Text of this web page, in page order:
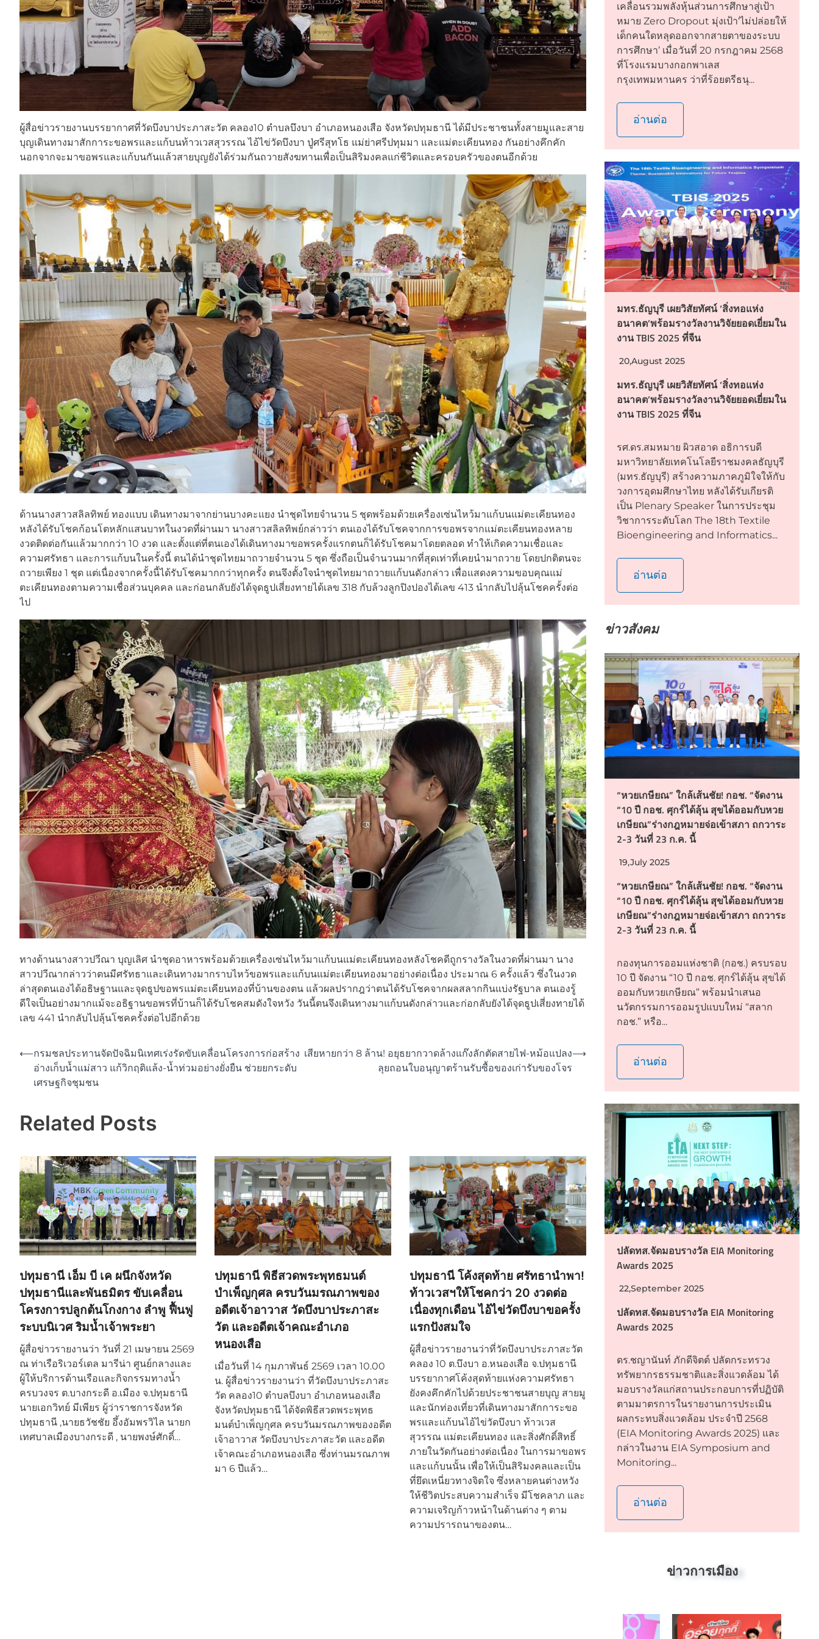
ผู้สื่อข่าวรายงานบรรยากาศที่วัดบึงบาประภาสะวัต คลอง10 ตำบลบึงบา อำเภอหนองเสือ จังหวัดปทุมธานี ได้มีประชาชนทั้งสายมูและสาย
บุญเดินทางมาสักการะขอพรและแก้บนท้าวเวสสุวรรณ ไอ้ไข่วัดบึงบา ปู่ศรีสุทโธ แม่ย่าศรีปทุมมา และแม่ตะเคียนทอง กันอย่างคึกคัก
นอกจากจะมาขอพรและแก้บนกันแล้วสายบุญยังได้ร่วมกันถวายสังฆทานเพื่อเป็นสิริมงคลแก่ชีวิตและครอบครัวของตนอีกด้วย
ด้านนางสาวสลิลทิพย์ ทองแบบ เดินทางมาจากย่านบางคะแยง นำชุดไทยจำนวน 5 ชุดพร้อมด้วยเครื่องเซ่นไหว้มาแก้บนแม่ตะเคียนทอง
หลังได้รับโชคก้อนโตหลักแสนบาทในงวดที่ผ่านมา นางสาวสลิลทิพย์กล่าวว่า ตนเองได้รับโชคจากการขอพรจากแม่ตะเคียนทองหลาย
งวดติดต่อกันแล้วมากกว่า 10 งวด และตั้งแต่ที่ตนเองได้เดินทางมาขอพรครั้งแรกตนก็ได้รับโชคมาโดยตลอด ทำให้เกิดความเชื่อและ
ความศรัทธา และการแก้บนในครั้งนี้ ตนได้นำชุดไทยมาถวายจำนวน 5 ชุด ซึ่งถือเป็นจำนวนมากที่สุดเท่าที่เคยนำมาถวาย โดยปกติตนจะ
ถวายเพียง 1 ชุด แต่เนื่องจากครั้งนี้ได้รับโชคมากกว่าทุกครั้ง ตนจึงตั้งใจนำชุดไทยมาถวายแก้บนดังกล่าว เพื่อแสดงความขอบคุณแม่
ตะเคียนทองตามความเชื่อส่วนบุคคล และก่อนกลับยังได้จุดธูปเสี่ยงทายได้เลข 318 กับล้วงลูกปิงปองได้เลข 413 นำกลับไปลุ้นโชคครั้งต่อ
ไป
ทางด้านนางสาวปวีณา บุญเลิศ นำชุดอาหารพร้อมด้วยเครื่องเซ่นไหว้มาแก้บนแม่ตะเคียนทองหลังโชคดีถูกรางวัลในงวดที่ผ่านมา นาง
สาวปวีณากล่าวว่าตนมีศรัทธาและเดินทางมากราบไหว้ขอพรและแก้บนแม่ตะเคียนทองมาอย่างต่อเนื่อง ประมาณ 6 ครั้งแล้ว ซึ่งในงวด
ล่าสุดตนเองได้อธิษฐานและจุดธูปขอพรแม่ตะเคียนทองที่บ้านของตน แล้วผลปรากฎว่าตนได้รับโชคจากผลสลากกินแบ่งรัฐบาล ตนเองรู้
ดีใจเป็นอย่างมากแม้จะอธิฐานขอพรที่บ้านก็ได้รับโชคสมดังใจหวัง วันนี้ตนจึงเดินทางมาแก้บนดังกล่าวและก่อกลับยังได้จุดธูปเสี่ยงทายได้
เลข 441 นำกลับไปลุ้นโชคครั้งต่อไปอีกด้วย
Post
navigation
⟵กรมชลประทานจัดปัจฉิมนิเทศเร่งรัดขับเคลื่อนโครงการก่อสร้าง
อ่างเก็บน้ำแม่สาว แก้วิกฤติแล้ง-น้ำท่วมอย่างยั่งยืน ช่วยยกระดับ
เศรษฐกิจชุมชน
เสียหายกว่า 8 ล้าน! อยุธยากวาดล้างแก๊งลักตัดสายไฟ-หม้อแปลง
ลุยถอนใบอนุญาตร้านรับซื้อของเก่ารับของโจร
⟶
Related Posts
ปทุมธานี เอ็ม บี เค ผนึกจังหวัด
ปทุมธานีและพันธมิตร ขับเคลื่อน
โครงการปลูกต้นโกงกาง ลำพู ฟื้นฟู
ระบบนิเวศ ริมน้ำเจ้าพระยา
ผู้สื่อข่าวรายงานว่า วันที่ 21 เมษายน 2569
ณ ท่าเรือริเวอร์เดล มารีน่า ศูนย์กลางและ
ผู้ให้บริการด้านเรือและกิจกรรมทางน้ำ
ครบวงจร ต.บางกระดี อ.เมือง จ.ปทุมธานี
นายเอกวิทย์ มีเพียร ผู้ว่าราชการจังหวัด
ปทุมธานี ,นายธวัชชัย อึ้งอัมพรวิไล นายก
เทศบาลเมืองบางกระดี , นายพงษ์ศักดิ์…
ปทุมธานี พิธีสวดพระพุทธมนต์
บำเพ็ญกุศล ครบวันมรณภาพของ
อดีตเจ้าอาวาส วัดบึงบาประภาสะ
วัต และอดีตเจ้าคณะอำเภอ
หนองเสือ
เมื่อวันที่ 14 กุมภาพันธ์ 2569 เวลา 10.00
น. ผู้สื่อข่าวรายงานว่า ที่วัดบึงบาประภาสะ
วัต คลอง10 ตำบลบึงบา อำเภอหนองเสือ
จังหวัดปทุมธานี ได้จัดพิธีสวดพระพุทธ
มนต์บำเพ็ญกุศล ครบวันมรณภาพของอดีต
เจ้าอาวาส วัดบึงบาประภาสะวัต และอดีต
เจ้าคณะอำเภอหนองเสือ ซึ่งท่านมรณภาพ
มา 6 ปีแล้ว…
ปทุมธานี โค้งสุดท้าย ศรัทธานำพา!
ท้าวเวสฯให้โชคกว่า 20 งวดต่อ
เนื่องทุกเดือน ไอ้ไข่วัดบึงบาขอครั้ง
แรกปังสมใจ
ผู้สื่อข่าวรายงานว่าที่วัดบึงบาประภาสะวัต
คลอง 10 ต.บึงบา อ.หนองเสือ จ.ปทุมธานี
บรรยากาศโค้งสุดท้ายแห่งความศรัทธา
ยังคงคึกคักไปด้วยประชาชนสายบุญ สายมู
และนักท่องเที่ยวที่เดินทางมาสักการะขอ
พรและแก้บนไอ้ไข่วัดบึงบา ท้าวเวส
สุวรรณ แม่ตะเคียนทอง และสิ่งศักดิ์สิทธิ์
ภายในวัดกันอย่างต่อเนื่อง ในการมาขอพร
และแก้บนนั้น เพื่อให้เป็นสิริมงคลและเป็น
ที่ยึดเหนี่ยวทางจิตใจ ซึ่งหลายคนต่างหวัง
ให้ชีวิตประสบความสำเร็จ มีโชคลาภ และ
ความเจริญก้าวหน้าในด้านต่าง ๆ ตาม
ความปรารถนาของตน…
เคลื่อนรวมพลังหุ้นส่วนการศึกษาสู่เป้า
หมาย Zero Dropout มุ่งเป้า‘ไม่ปล่อยให้
เด็กคนใดหลุดออกจากสายตาของระบบ
การศึกษา’ เมื่อวันที่ 20 กรกฎาคม 2568
ที่โรงแรมบางกอกพาเลส
กรุงเทพมหานคร ว่าที่ร้อยตรีธนุ...
อ่านต่อ
มทร.ธัญบุรี เผยวิสัยทัศน์ ‘สิ่งทอแห่ง
อนาคต’พร้อมรางวัลงานวิจัยยอดเยี่ยมใน
งาน TBIS 2025 ที่จีน
20,August 2025
มทร.ธัญบุรี เผยวิสัยทัศน์ ‘สิ่งทอแห่ง
อนาคต’พร้อมรางวัลงานวิจัยยอดเยี่ยมใน
งาน TBIS 2025 ที่จีน
รศ.ดร.สมหมาย ผิวสอาด อธิการบดี
มหาวิทยาลัยเทคโนโลยีราชมงคลธัญบุรี
(มทร.ธัญบุรี) สร้างความภาคภูมิใจให้กับ
วงการอุดมศึกษาไทย หลังได้รับเกียรติ
เป็น Plenary Speaker ในการประชุม
วิชาการระดับโลก The 18th Textile
Bioengineering and Informatics...
อ่านต่อ
ข่าวสังคม
“หวยเกษียณ” ใกล้เส้นชัย! กอช. “จัดงาน
“10 ปี กอช. ศุกร์ได้ลุ้น สุขได้ออมกับหวย
เกษียณ”ร่างกฎหมายจ่อเข้าสภา ถกวาระ
2-3 วันที่ 23 ก.ค. นี้
19,July 2025
“หวยเกษียณ” ใกล้เส้นชัย! กอช. “จัดงาน
“10 ปี กอช. ศุกร์ได้ลุ้น สุขได้ออมกับหวย
เกษียณ”ร่างกฎหมายจ่อเข้าสภา ถกวาระ
2-3 วันที่ 23 ก.ค. นี้
กองทุนการออมแห่งชาติ (กอช.) ครบรอบ
10 ปี จัดงาน “10 ปี กอช. ศุกร์ได้ลุ้น สุขได้
ออมกับหวยเกษียณ” พร้อมนำเสนอ
นวัตกรรมการออมรูปแบบใหม่ “สลาก
กอช.” หรือ...
อ่านต่อ
ปลัดทส.จัดมอบรางวัล EIA Monitoring
Awards 2025
22,September 2025
ปลัดทส.จัดมอบรางวัล EIA Monitoring
Awards 2025
ดร.ชญานันท์ ภักดีจิตต์ ปลัดกระทรวง
ทรัพยากรธรรมชาติและสิ่งแวดล้อม ได้
มอบรางวัลแก่สถานประกอบการที่ปฏิบัติ
ตามมาตรการในรายงานการประเมิน
ผลกระทบสิ่งแวดล้อม ประจำปี 2568
(EIA Monitoring Awards 2025) และ
กล่าวในงาน EIA Symposium and
Monitoring...
อ่านต่อ
ข่าวการเมือง